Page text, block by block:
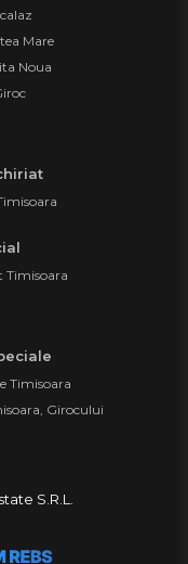
Mare
Noua
Timisoara
Timisoara
Girocului
S.R.L.